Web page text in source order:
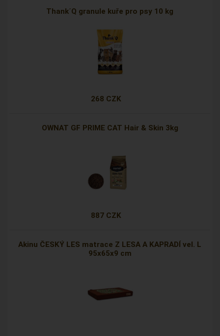
Thank´Q granule kuře pro psy 10 kg
268 CZK
OWNAT GF PRIME CAT Hair & Skin 3kg
887 CZK
Akinu ČESKÝ LES matrace Z LESA A KAPRADÍ vel. L
95x65x9 cm